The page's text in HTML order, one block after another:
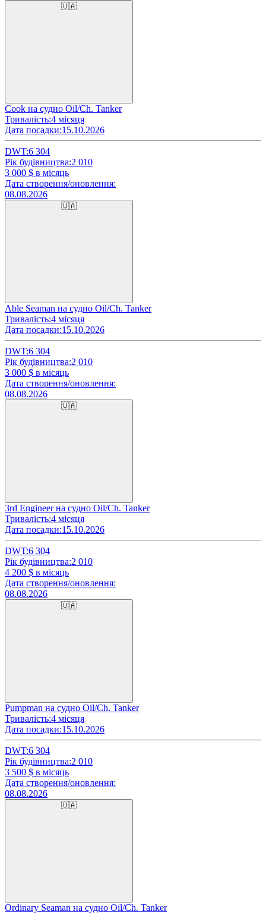
🇺🇦
Cook на судно Oil/Ch. Tanker
Тривалість:4 місяця
Дата посадки:15.10.2026
DWT:6 304
Рік будівництва:2 010
3 000 $ в місяць
Дата створення/оновлення:
08.08.2026
🇺🇦
Able Seaman на судно Oil/Ch. Tanker
Тривалість:4 місяця
Дата посадки:15.10.2026
DWT:6 304
Рік будівництва:2 010
3 000 $ в місяць
Дата створення/оновлення:
08.08.2026
🇺🇦
3rd Engineer на судно Oil/Ch. Tanker
Тривалість:4 місяця
Дата посадки:15.10.2026
DWT:6 304
Рік будівництва:2 010
4 200 $ в місяць
Дата створення/оновлення:
08.08.2026
🇺🇦
Pumpman на судно Oil/Ch. Tanker
Тривалість:4 місяця
Дата посадки:15.10.2026
DWT:6 304
Рік будівництва:2 010
3 500 $ в місяць
Дата створення/оновлення:
08.08.2026
🇺🇦
Ordinary Seaman на судно Oil/Ch. Tanker